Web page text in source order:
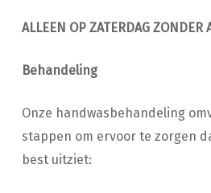
ALLEEN OP ZATERDAG ZONDER
Behandeling
Onze handwasbehandeling
stappen om ervoor te zorgen
best uitziet: